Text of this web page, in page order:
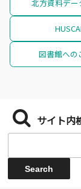
北方資料デー
図書館への
サイト内